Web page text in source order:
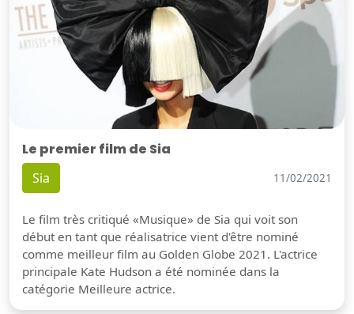
Le premier film de Sia
Sia 11/02/2021
Le film très critiqué «Musique» de Sia qui voit son
début en tant que réalisatrice vient d'être nominé
comme meilleur film au Golden Globe 2021. L'actrice
principale Kate Hudson a été nominée dans la
catégorie Meilleure actrice.